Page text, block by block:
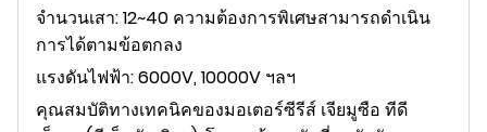
จำนวนเสา: 12~40 ความต้องการพิเศษสามารถดำเนิน
การได้ตามข้อตกลง
แรงดันไฟฟ้า: 6000V, 10000V ฯลฯ
คุณสมบัติทางเทคนิคของมอเตอร์ซีรีส์ เจียมูซือ ทีดี